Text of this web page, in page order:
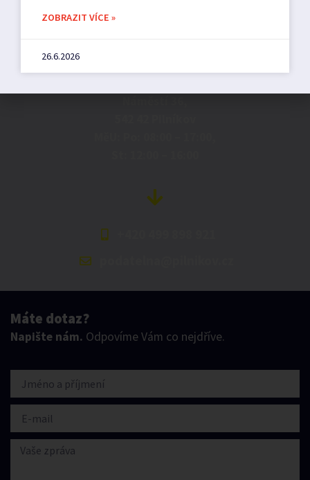
Máte dotaz?
Napište nám. Odpovíme Vám co nejdříve.
ZOBRAZIT VÍCE »
26.6.2026